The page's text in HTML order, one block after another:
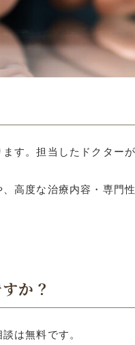
す。担当したドクター
高度な治療内容・専門
か？
は無料です。